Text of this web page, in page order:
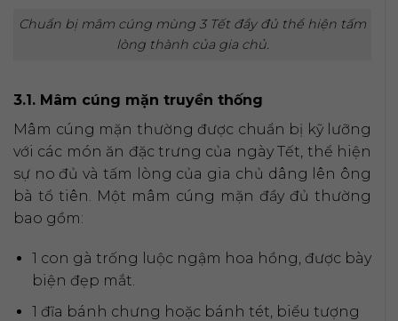
Chuẩn bị mâm cúng mùng 3 Tết đầy đủ thể hiện tấm
lòng thành của gia chủ.
3.1. Mâm cúng mặn truyền thống
Mâm cúng mặn thường được chuẩn bị kỹ lưỡng
với các món ăn đặc trưng của ngày Tết, thể hiện
sự no đủ và tấm lòng của gia chủ dâng lên ông
bà tổ tiên. Một mâm cúng mặn đầy đủ thường
bao gồm:
1 con gà trống luộc ngậm hoa hồng, được bày
biện đẹp mắt.
1 đĩa bánh chưng hoặc bánh tét, biểu tượng